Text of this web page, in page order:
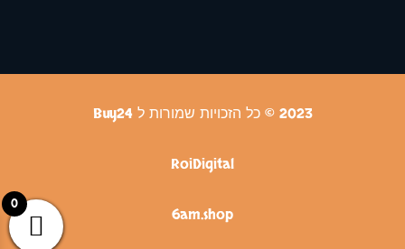
2023 © כל הזכויות שמורות ל Buy24
RoiDigital
6am.shop
0